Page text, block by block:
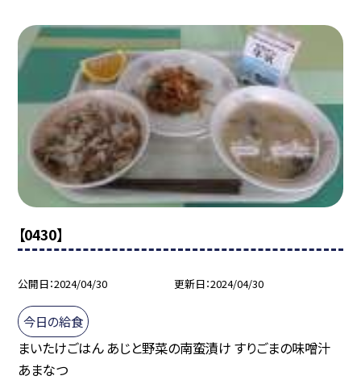
【0430】
公開日 2024/04/30 更新日 2024/04/30
今日の給食
まいたけごはん あじと野菜の南蛮漬け すりごまの味噌汁
あまなつ